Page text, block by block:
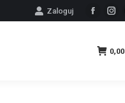
Zaloguj
opens
0,00